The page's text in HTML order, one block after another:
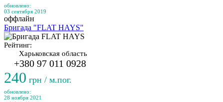
обновлено:
03 сентября 2019
оффлайн
Бригада "FLAT HAYS"
Рейтинг:
Харьковская область
+380 97 011 0928
240 грн / м.пог.
обновлено:
28 ноября 2021